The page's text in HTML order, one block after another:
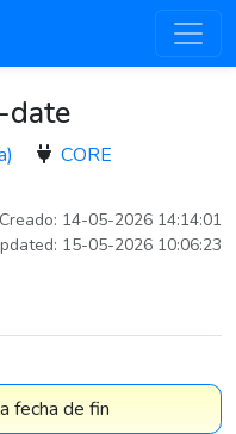
CORE
Creado: 14-05-2026 14:14:01
15-05-2026 10:06:23